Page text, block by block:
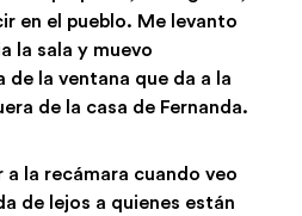
en el pueblo. Me levanto
la sala y muevo
la ventana que da a la
de la casa de Fernanda.
la recámara cuando veo
de lejos a quienes están